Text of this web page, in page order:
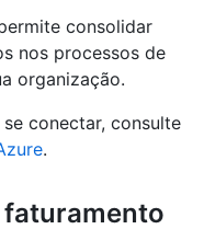
consolidar
nos processos de
organização.
conectar, consulte
.
faturamento